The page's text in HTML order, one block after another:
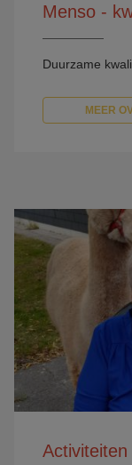
Menso -
Duurzame
MEER
Activiteiten